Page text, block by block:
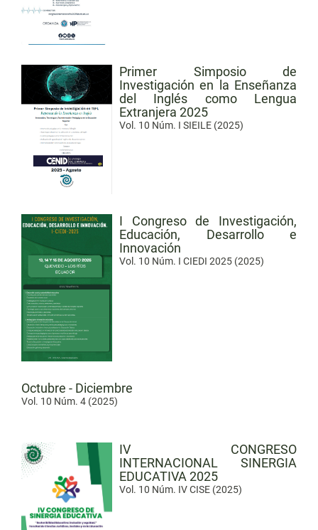
Primer Simposio de
Investigación en la Enseñanza
del Inglés como Lengua
Extranjera 2025
Vol. 10 Núm. I SIEILE (2025)
I Congreso de Investigación,
Educación, Desarrollo e
Innovación
Vol. 10 Núm. I CIEDI 2025 (2025)
Octubre - Diciembre
Vol. 10 Núm. 4 (2025)
IV CONGRESO
INTERNACIONAL SINERGIA
EDUCATIVA 2025
Vol. 10 Núm. IV CISE (2025)